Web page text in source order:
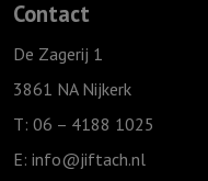
Contact
De Zagerij 1
3861 NA Nijkerk
T: 06 – 4188 1025
E: info@jiftach.nl